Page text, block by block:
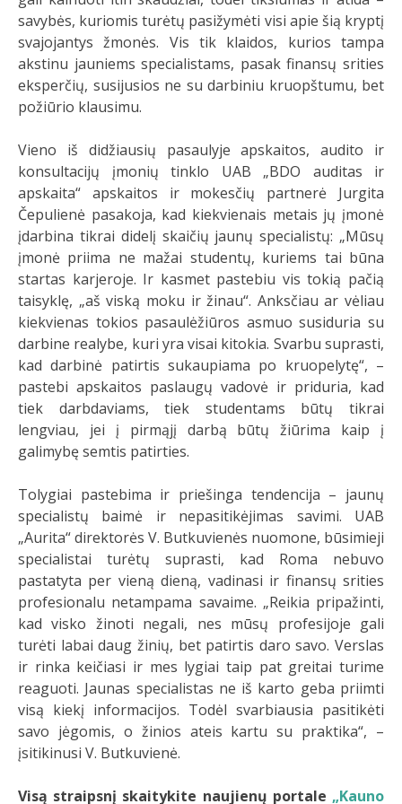
savybės, kuriomis turėtų pasižymėti visi apie šią kryptį
svajojantys žmonės. Vis tik klaidos, kurios tampa
akstinu jauniems specialistams, pasak finansų srities
eksperčių, susijusios ne su darbiniu kruopštumu, bet
požiūrio klausimu.
Vieno iš didžiausių pasaulyje apskaitos, audito ir
konsultacijų įmonių tinklo UAB „BDO auditas ir
apskaita“ apskaitos ir mokesčių partnerė Jurgita
Čepulienė pasakoja, kad kiekvienais metais jų įmonė
įdarbina tikrai didelį skaičių jaunų specialistų: „Mūsų
įmonė priima ne mažai studentų, kuriems tai būna
startas karjeroje. Ir kasmet pastebiu vis tokią pačią
taisyklę, „aš viską moku ir žinau“. Anksčiau ar vėliau
kiekvienas tokios pasaulėžiūros asmuo susiduria su
darbine realybe, kuri yra visai kitokia. Svarbu suprasti,
kad darbinė patirtis sukaupiama po kruopelytę“, –
pastebi apskaitos paslaugų vadovė ir priduria, kad
tiek darbdaviams, tiek studentams būtų tikrai
lengviau, jei į pirmąjį darbą būtų žiūrima kaip į
galimybę semtis patirties.
Tolygiai pastebima ir priešinga tendencija – jaunų
specialistų baimė ir nepasitikėjimas savimi. UAB
„Aurita“ direktorės V. Butkuvienės nuomone, būsimieji
specialistai turėtų suprasti, kad Roma nebuvo
pastatyta per vieną dieną, vadinasi ir finansų srities
profesionalu netampama savaime. „Reikia pripažinti,
kad visko žinoti negali, nes mūsų profesijoje gali
turėti labai daug žinių, bet patirtis daro savo. Verslas
ir rinka keičiasi ir mes lygiai taip pat greitai turime
reaguoti. Jaunas specialistas ne iš karto geba priimti
visą kiekį informacijos. Todėl svarbiausia pasitikėti
savo jėgomis, o žinios ateis kartu su praktika“, –
įsitikinusi V. Butkuvienė.
Visą straipsnį skaitykite naujienų portale „Kauno